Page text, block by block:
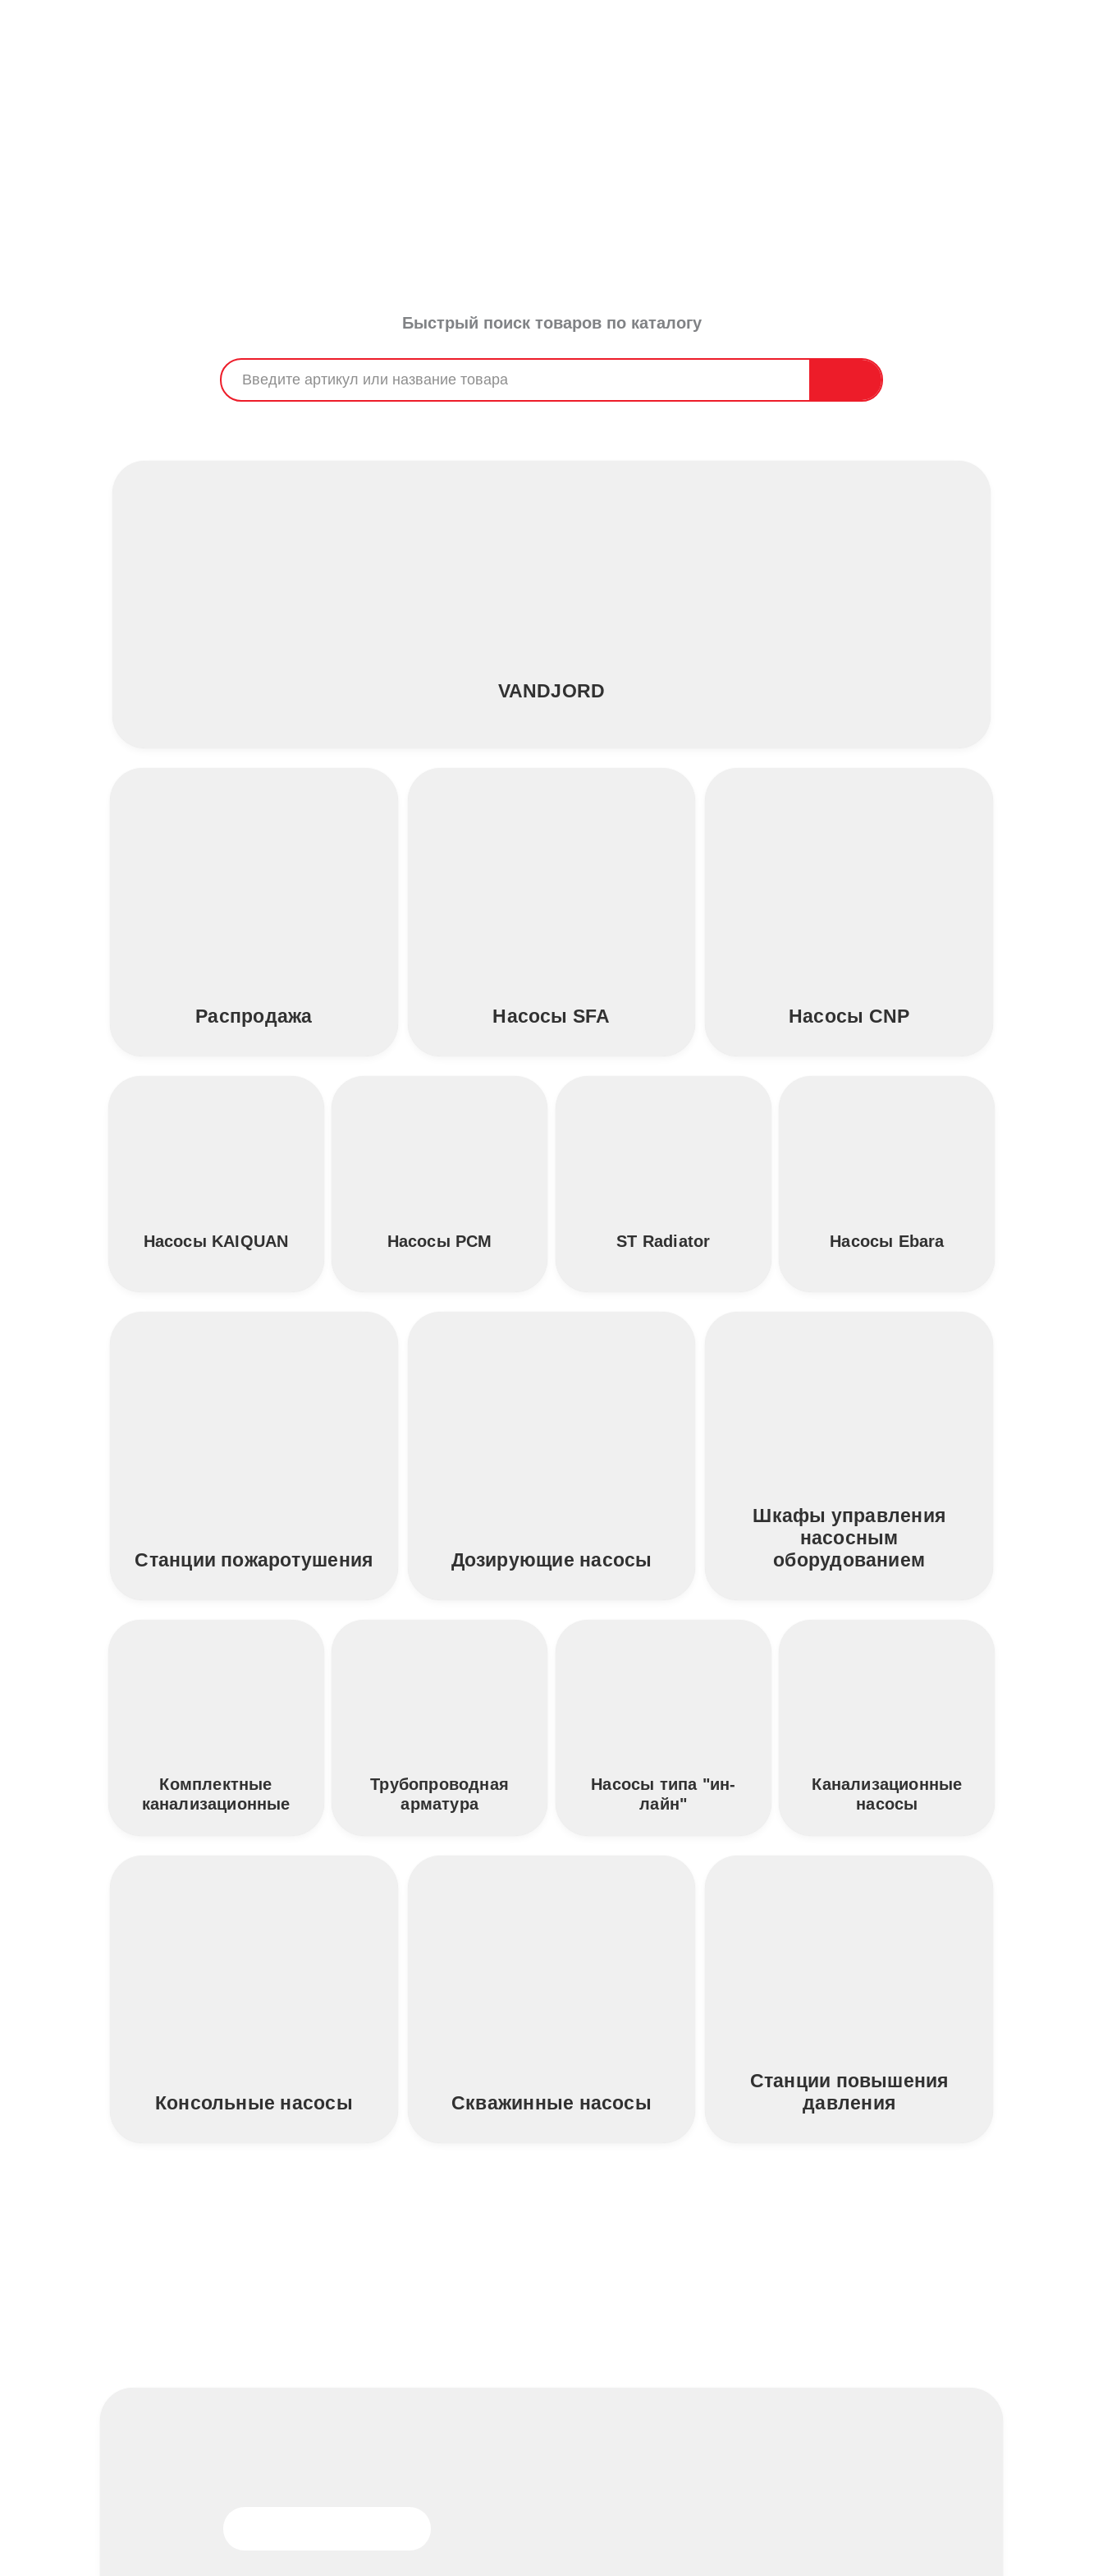
Быстрый поиск товаров по каталогу
VANDJORD
Распродажа Насосы SFA Насосы CNP
Насосы KAIQUAN Насосы PCM ST Radiator Насосы Ebara
Станции пожаротушения Дозирующие насосы
Шкафы управления
насосным
оборудованием
Комплектные
канализационные
Трубопроводная
арматура
Насосы типа "ин-
лайн"
Канализационные
насосы
Консольные насосы Скважинные насосы
Станции повышения
давления